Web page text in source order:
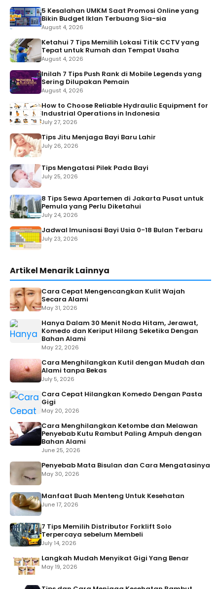
5 Kesalahan UMKM Saat Promosi Online yang
Bikin Budget Iklan Terbuang Sia-sia
August 4, 2026
Ketahui 7 Tips Memilih Lokasi Titik CCTV yang
Tepat untuk Rumah dan Tempat Usaha
August 4, 2026
Inilah 7 Tips Push Rank di Mobile Legends yang
Sering Dilupakan Pemain
August 4, 2026
How to Choose Reliable Hydraulic Equipment for
Industrial Operations in Indonesia
July 27, 2026
Tips Jitu Menjaga Bayi Baru Lahir
July 26, 2026
Tips Mengatasi Pilek Pada Bayi
July 25, 2026
8 Tips Sewa Apartemen di Jakarta Pusat untuk
Pemula yang Perlu Diketahui
July 24, 2026
Jadwal Imunisasi Bayi Usia 0-18 Bulan Terbaru
July 23, 2026
Artikel Menarik Lainnya
Cara Cepat Mengencangkan Kulit Wajah
Secara Alami
May 31, 2026
Hanya Dalam 30 Menit Noda Hitam, Jerawat,
Komedo dan Keriput Hilang Seketika Dengan
Bahan Alami
May 22, 2026
Cara Menghilangkan Kutil dengan Mudah dan
Alami tanpa Bekas
July 5, 2026
Cara Cepat Hilangkan Komedo Dengan Pasta
Gigi
May 20, 2026
Cara Menghilangkan Ketombe dan Melawan
Penyebab Kutu Rambut Paling Ampuh dengan
Bahan Alami
June 25, 2026
Penyebab Mata Bisulan dan Cara Mengatasinya
May 30, 2026
Manfaat Buah Menteng Untuk Kesehatan
June 17, 2026
7 Tips Memilih Distributor Forklift Solo
Terpercaya sebelum Membeli
July 14, 2026
Langkah Mudah Menyikat Gigi Yang Benar
May 19, 2026